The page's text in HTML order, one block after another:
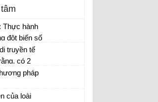
Thực hành
đột biến số
trên tiêu
tiêu bản
truyền tế
có 2
pháp
của loài